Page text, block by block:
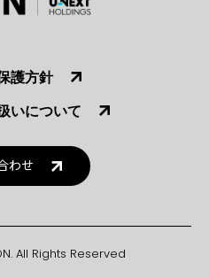
護方針
いについて
わせ
All Rights Reserved